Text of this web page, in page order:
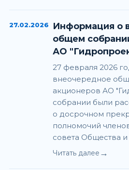
27.02.2026
Информация о
общем
АО
27 февраля 2026
внеочередное
акционеров АО
собрании были
о досрочном
полномочий
совета Общества
Читать далее →